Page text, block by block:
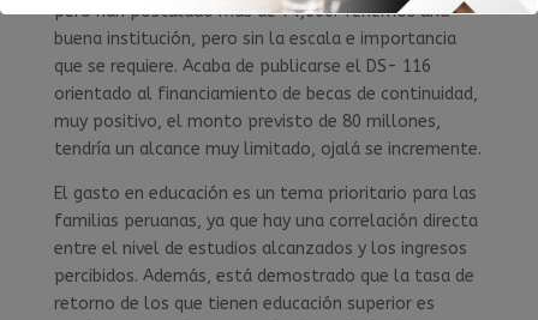
pero han postulado más de 74,000. Tenemos una
buena institución, pero sin la escala e importancia
que se requiere. Acaba de publicarse el DS- 116
orientado al financiamiento de becas de continuidad,
muy positivo, el monto previsto de 80 millones,
tendría un alcance muy limitado, ojalá se incremente.
El gasto en educación es un tema prioritario para las
familias peruanas, ya que hay una correlación directa
entre el nivel de estudios alcanzados y los ingresos
percibidos. Además, está demostrado que la tasa de
retorno de los que tienen educación superior es